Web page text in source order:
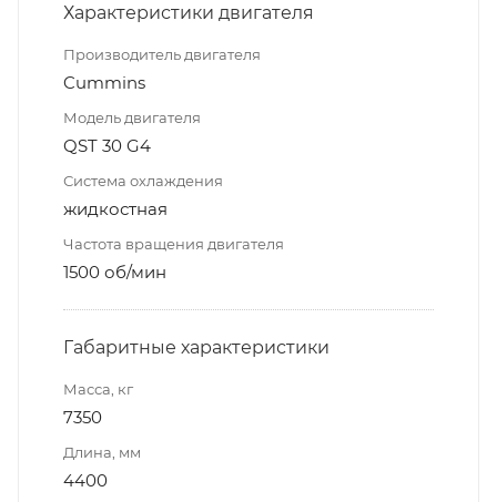
Характеристики двигателя
Производитель двигателя
Cummins
Модель двигателя
QST 30 G4
Система охлаждения
жидкостная
Частота вращения двигателя
1500 об/мин
Габаритные характеристики
Масса, кг
7350
Длина, мм
4400